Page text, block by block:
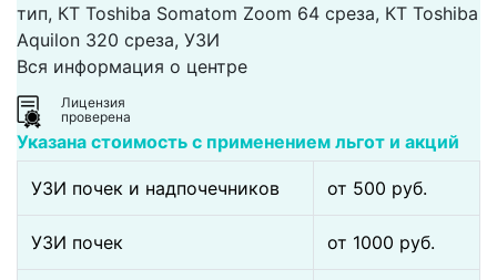
тип, КТ Toshiba Somatom Zoom 64 среза, КТ Toshiba
Aquilon 320 среза, УЗИ
Вся информация о центре
Лицензия
проверена
Указана стоимость с применением льгот и акций
УЗИ почек и надпочечников от 500 pуб.
УЗИ почек от 1000 pуб.